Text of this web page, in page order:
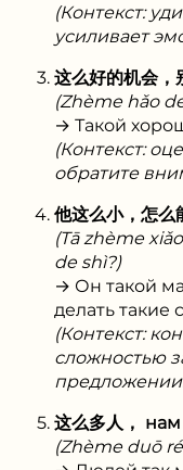
(Контекст:
усиливает
这么好的机会，
(Zhème hǎo
→ Такой
(Контекст:
обратите
他这么小，怎么
(Tā zhème
de shì?)
→ Он такой
делать
(Контекст:
сложностью
这么多人，
(Zhème duō